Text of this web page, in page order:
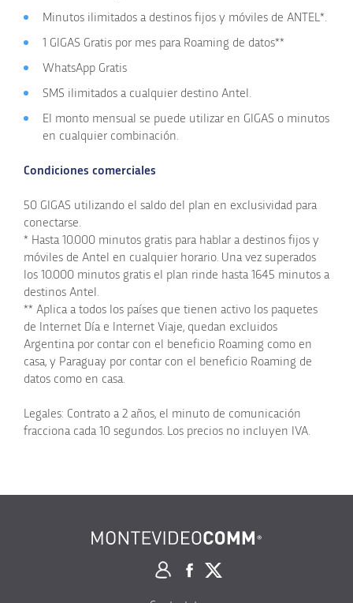
Minutos ilimitados a destinos fijos y móviles de ANTEL*.
1 GIGAS Gratis por mes para Roaming de datos**
WhatsApp Gratis
SMS ilimitados a cualquier destino Antel.
El monto mensual se puede utilizar en GIGAS o minutos
en cualquier combinación.
Condiciones comerciales
50 GIGAS utilizando el saldo del plan en exclusividad para
conectarse.
* Hasta 10.000 minutos gratis para hablar a destinos fijos y
móviles de Antel en cualquier horario. Una vez superados
los 10.000 minutos gratis el plan rinde hasta 1645 minutos a
destinos Antel.
** Aplica a todos los países que tienen activo los paquetes
de Internet Día e Internet Viaje, quedan excluidos
Argentina por contar con el beneficio Roaming como en
casa, y Paraguay por contar con el beneficio Roaming de
datos como en casa.
Legales: Contrato a 2 años, el minuto de comunicación
fracciona cada 10 segundos. Los precios no incluyen IVA.